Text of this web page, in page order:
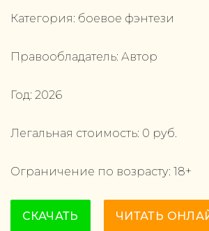
Категория: боевое фэнтези
Правообладатель: Автор
Год: 2026
Легальная стоимость: 0 руб.
Ограничение по возрасту: 18+
СКАЧАТЬ ЧИТАТЬ